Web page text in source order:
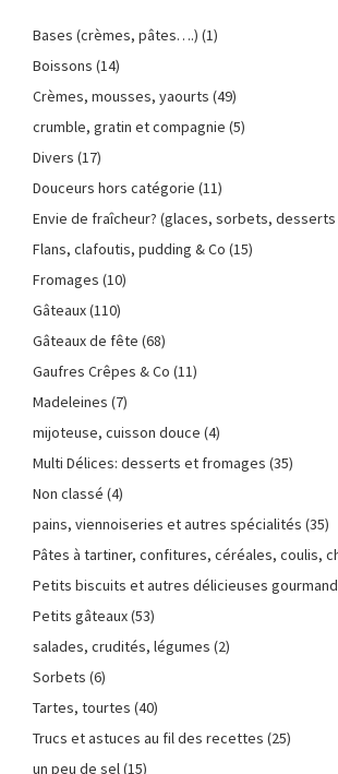
Bases (crèmes, pâtes….) (1)
Boissons (14)
Crèmes, mousses, yaourts (49)
crumble, gratin et compagnie (5)
Divers (17)
Douceurs hors catégorie (11)
Envie de fraîcheur? (glaces, sorbets,
Flans, clafoutis, pudding & Co (15)
Fromages (10)
Gâteaux(110)
Gâteaux de fête (68)
Gaufres Crêpes & Co (11)
Madeleines (7)
mijoteuse, cuisson douce (4)
Multi Délices: desserts et fromages (35)
Non classé (4)
pains, viennoiseries et autres spécialités (35)
Pâtes à tartiner, confitures, céréales, coulis,
Petits biscuits et autres délicieuses
Petits gâteaux(53)
salades, crudités, légumes (2)
Sorbets (6)
Tartes, tourtes (40)
Trucs et astuces au fil des recettes (25)
un peu de sel(15)